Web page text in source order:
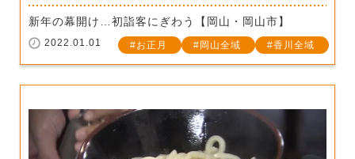
新年の幕開け…初詣客にぎわう【岡山・岡山市】
2022.01.01 お正月 岡山全域 香川全域